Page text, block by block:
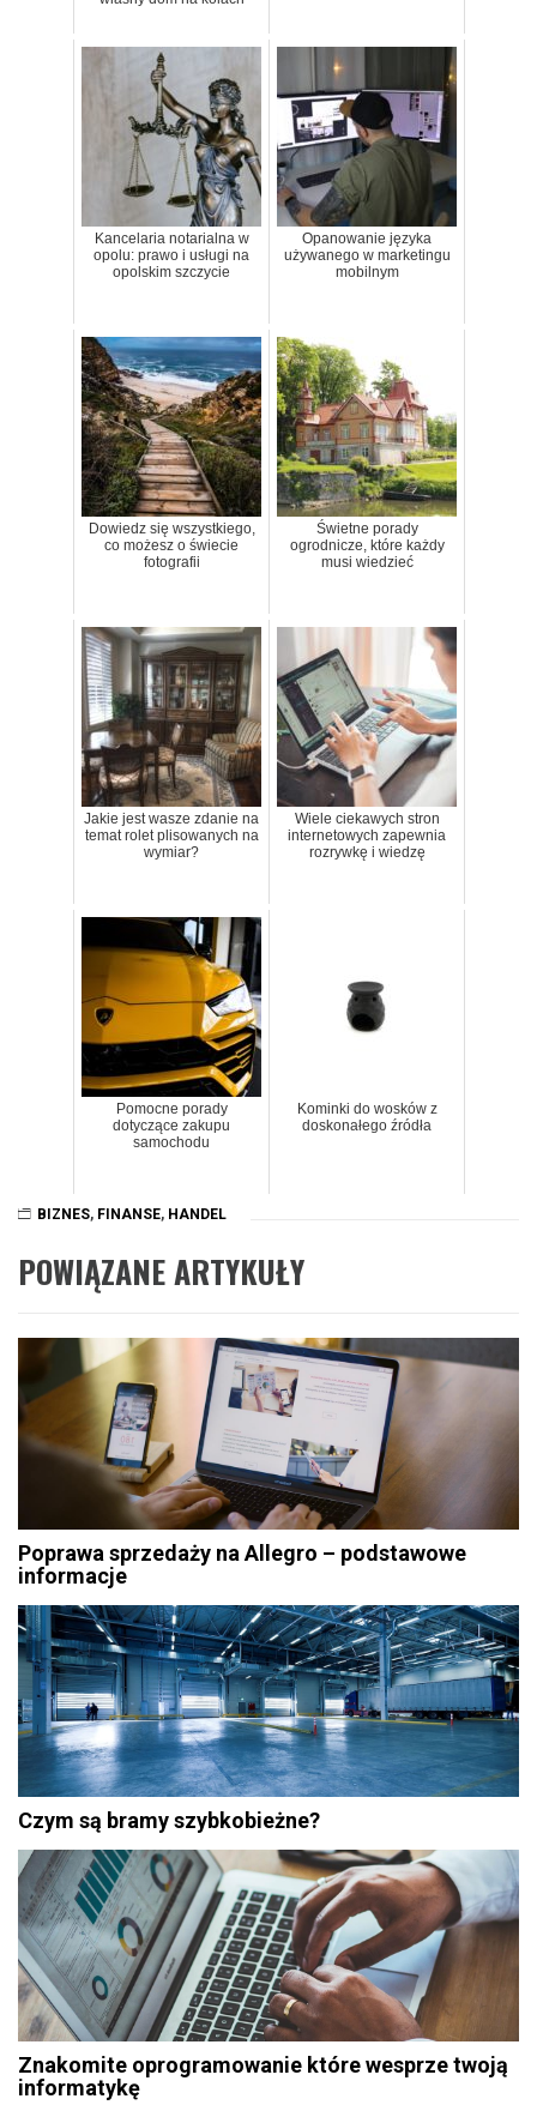
Kancelaria notarialna w
opolu: prawo i usługi na
opolskim szczycie
Opanowanie języka
używanego w marketingu
mobilnym
Dowiedz się wszystkiego,
co możesz o świecie
fotografii
Świetne porady
ogrodnicze, które każdy
musi wiedzieć
Jakie jest wasze zdanie na
temat rolet plisowanych na
wymiar?
Wiele ciekawych stron
internetowych zapewnia
rozrywkę i wiedzę
Pomocne porady
dotyczące zakupu
samochodu
Kominki do wosków z
doskonałego źródła
BIZNES, FINANSE, HANDEL
POWIĄZANE ARTYKUŁY
Poprawa sprzedaży na Allegro – podstawowe
informacje
Czym są bramy szybkobieżne?
Znakomite oprogramowanie które wesprze twoją
informatykę